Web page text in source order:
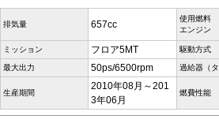
排気量 657cc
使用燃料
エンジン
ミッション フロア5MT 駆動方式
最大出力 50ps/6500rpm 過給器（タ
生産期間
2010年08月～201
3年06月
燃費性能